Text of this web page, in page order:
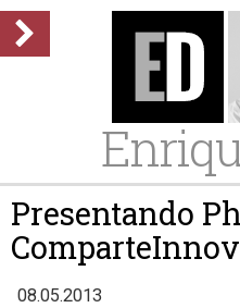
Presentando
08.05.2013